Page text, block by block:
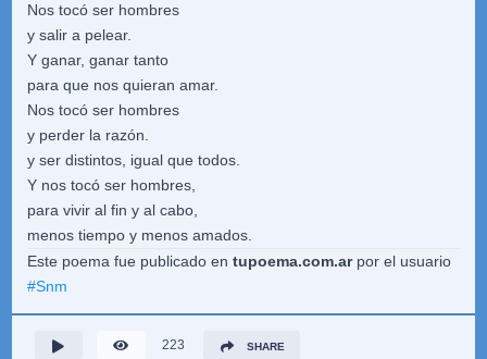
Nos tocó ser hombres
y salir a pelear.
Y ganar, ganar tanto
para que nos quieran amar.
Nos tocó ser hombres
y perder la razón.
y ser distintos, igual que todos.
Y nos tocó ser hombres,
para vivir al fin y al cabo,
menos tiempo y menos amados.
Este poema fue publicado en tupoema.com.arpor el usuario
#Snm
223 SHARE